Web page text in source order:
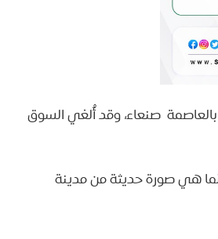
في حي البونية بالعاصمة صنعاء، وقد أُلغي السوق
ليست من العاصمة صنعاء وليست من عام 1978؛ وإنما هي صورة حديثة من مدينة